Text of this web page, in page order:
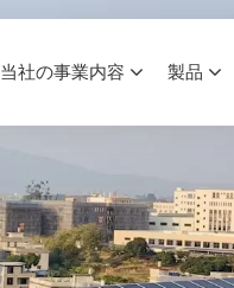
当社の事業内容 製品